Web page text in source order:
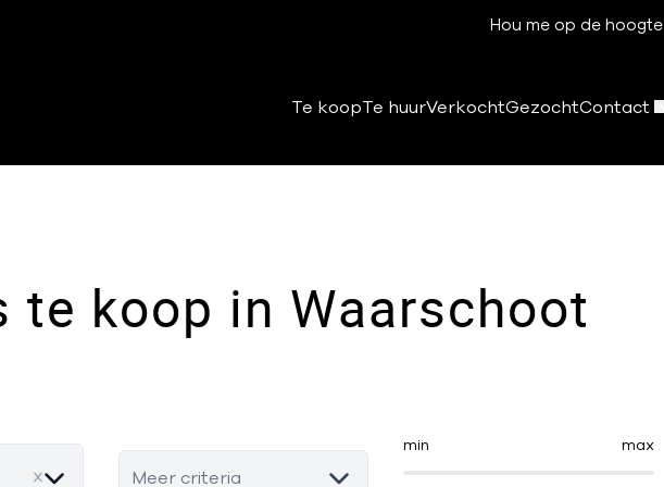
Hou me op de hoogte
Te koopTe huurVerkochtGezochtContact
te koop in Waarschoot
Meer criteria
min max